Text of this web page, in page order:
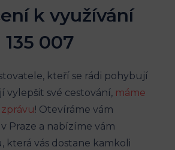
k využívání
007
kteří se rádi pohybují
vylepšit své cestování, máme
! Otevíráme vám
Praze a ⁢nabízíme vám
která vás dostane kamkoli